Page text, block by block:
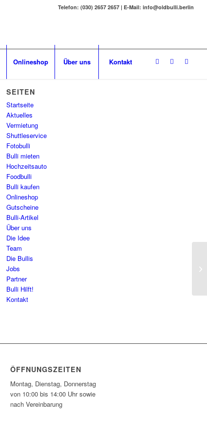
Telefon: (030) 2657 2657 | E-Mail: info@oldbulli.berlin
Onlineshop Über uns Kontakt
SEITEN
Startseite
Aktuelles
Vermietung
Shuttleservice
Fotobulli
Bulli mieten
Hochzeitsauto
Foodbulli
Bulli kaufen
Onlineshop
Gutscheine
Bulli-Artikel
Über uns
Die Idee
Team
Die Bullis
Jobs
Partner
Bulli Hilft!
Kontakt
ÖFFNUNGSZEITEN
Montag, Dienstag, Donnerstag
von 10:00 bis 14:00 Uhr sowie
nach Vereinbarung